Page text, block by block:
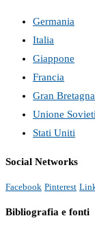
Germania
Italia
Giappone
Francia
Gran Bretagna
Unione
Stati Uniti
Social Networks
Facebook Pinterest
Bibliografia e fonti